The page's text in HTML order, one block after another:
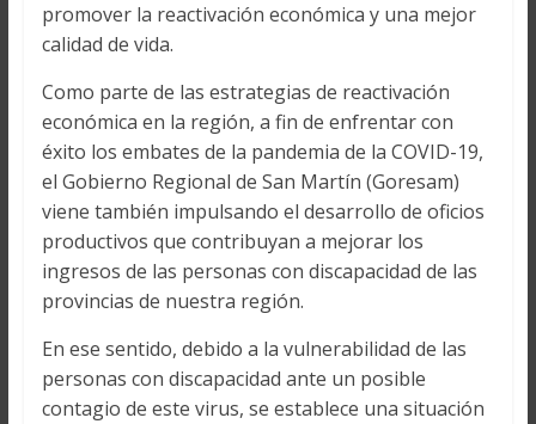
promover la reactivación económica y una mejor
calidad de vida.
Como parte de las estrategias de reactivación
económica en la región, a fin de enfrentar con
éxito los embates de la pandemia de la COVID-19,
el Gobierno Regional de San Martín (Goresam)
viene también impulsando el desarrollo de oficios
productivos que contribuyan a mejorar los
ingresos de las personas con discapacidad de las
provincias de nuestra región.
En ese sentido, debido a la vulnerabilidad de las
personas con discapacidad ante un posible
contagio de este virus, se establece una situación